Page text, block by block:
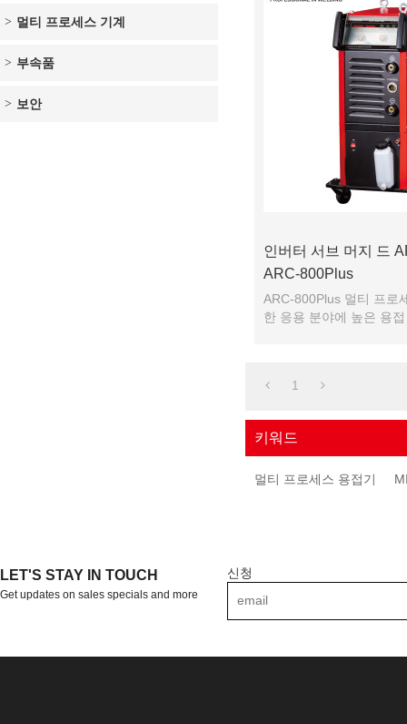
멀티 프로세스 기계
부속품
보안
인버터 서브 머지 드
ARC-800Plus
ARC-800Plus 멀티 프로
한 응용 분야에 높은 용
1
키워드
멀티 프로세스 용접기
LET'S STAY IN TOUCH
Get updates on sales specials and more
신청